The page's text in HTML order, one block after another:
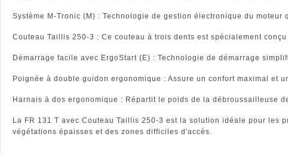
Système M-Tronic (M) : Technologie de gestion électronique du
Couteau Taillis 250-3 : Ce couteau à trois dents est spécialement
Démarrage facile avec ErgoStart (E) : Technologie de démarrage
Poignée à double guidon ergonomique : Assure un confort maximal et
Harnais à dos ergonomique : Répartit le poids de la débroussailleuse
La FR 131 T avec Couteau Taillis 250-3 est la solution idéale pour les
végétations épaisses et des zones difficiles d'accès.